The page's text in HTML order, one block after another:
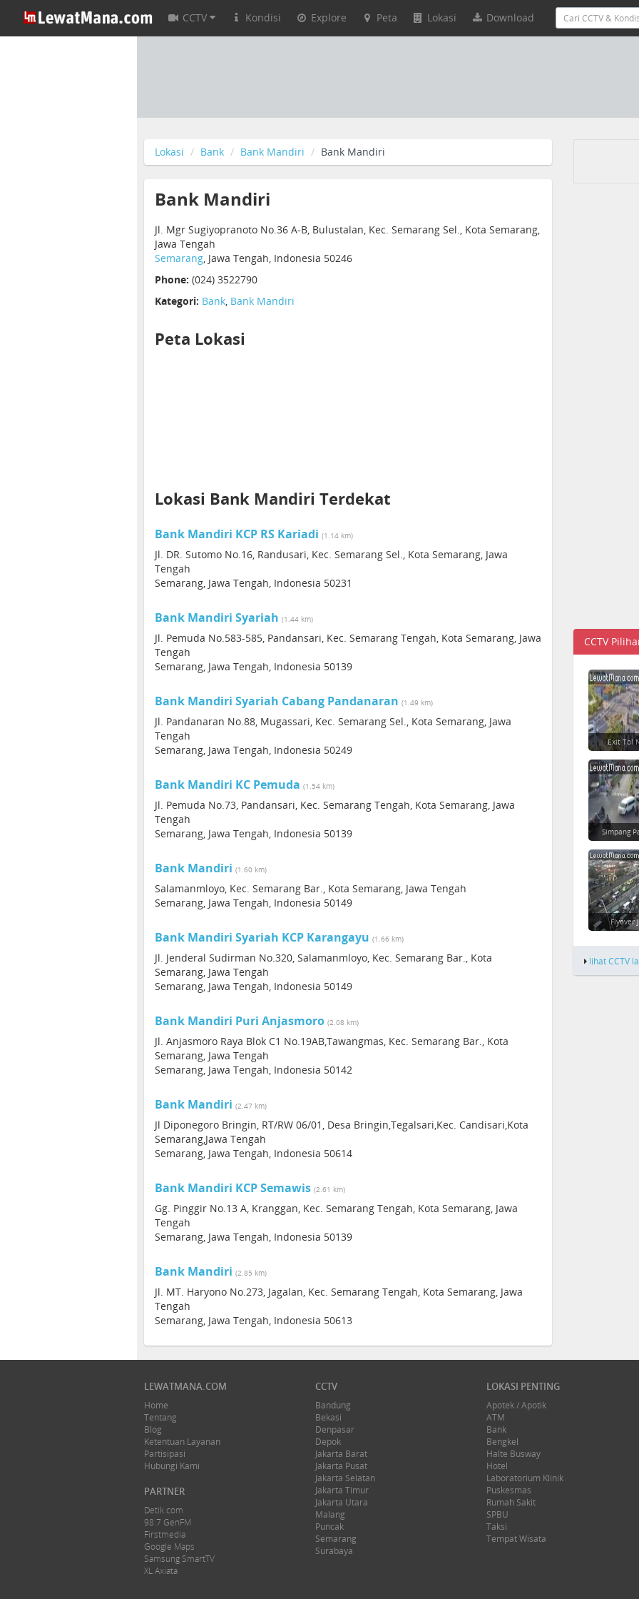
CCTV Kondisi Explore Peta Lokasi Download
Lokasi Bank Bank Mandiri Bank Mandiri
Bank Mandiri
Jl. Mgr Sugiyopranoto No.36 A-B, Bulustalan, Kec. Semarang Sel., Kota Semarang,
Jawa Tengah
Semarang, Jawa Tengah, Indonesia 50246
Phone: (024) 3522790
Kategori: Bank, Bank Mandiri
Peta Lokasi
Lokasi Bank Mandiri Terdekat
Bank Mandiri KCP RS Kariadi (1.14 km)
Jl. DR. Sutomo No.16, Randusari, Kec. Semarang Sel., Kota Semarang, Jawa
Tengah
Semarang, Jawa Tengah, Indonesia 50231
Bank Mandiri Syariah (1.44 km)
Jl. Pemuda No.583-585, Pandansari, Kec. Semarang Tengah, Kota Semarang, Jawa
Tengah
Semarang, Jawa Tengah, Indonesia 50139
Bank Mandiri Syariah Cabang Pandanaran (1.49 km)
Jl. Pandanaran No.88, Mugassari, Kec. Semarang Sel., Kota Semarang, Jawa
Tengah
Semarang, Jawa Tengah, Indonesia 50249
Bank Mandiri KC Pemuda (1.54 km)
Jl. Pemuda No.73, Pandansari, Kec. Semarang Tengah, Kota Semarang, Jawa
Tengah
Semarang, Jawa Tengah, Indonesia 50139
Bank Mandiri (1.60 km)
Salamanmloyo, Kec. Semarang Bar., Kota Semarang, Jawa Tengah
Semarang, Jawa Tengah, Indonesia 50149
Bank Mandiri Syariah KCP Karangayu (1.66 km)
Jl. Jenderal Sudirman No.320, Salamanmloyo, Kec. Semarang Bar., Kota
Semarang, Jawa Tengah
Semarang, Jawa Tengah, Indonesia 50149
Bank Mandiri Puri Anjasmoro (2.08 km)
Jl. Anjasmoro Raya Blok C1 No.19AB,Tawangmas, Kec. Semarang Bar., Kota
Semarang, Jawa Tengah
Semarang, Jawa Tengah, Indonesia 50142
Bank Mandiri (2.47 km)
Jl Diponegoro Bringin, RT/RW 06/01, Desa Bringin,Tegalsari,Kec. Candisari,Kota
Semarang,Jawa Tengah
Semarang, Jawa Tengah, Indonesia 50614
Bank Mandiri KCP Semawis (2.61 km)
Gg. Pinggir No.13 A, Kranggan, Kec. Semarang Tengah, Kota Semarang, Jawa
Tengah
Semarang, Jawa Tengah, Indonesia 50139
Bank Mandiri (2.85 km)
Jl. MT. Haryono No.273, Jagalan, Kec. Semarang Tengah, Kota Semarang, Jawa
Tengah
Semarang, Jawa Tengah, Indonesia 50613
CCTV
Exit Tol
Simpang
Flyover
lihat CCTV
LEWATMANA.COM
Home
Tentang
Blog
Ketentuan Layanan
Partisipasi
Hubungi Kami
PARTNER
Detik.com
98.7 GenFM
Firstmedia
Google Maps
Samsung SmartTV
XL Axiata
CCTV
Bandung
Bekasi
Denpasar
Depok
Jakarta Barat
Jakarta Pusat
Jakarta Selatan
Jakarta Timur
Jakarta Utara
Malang
Puncak
Semarang
Surabaya
LOKASI PENTING
Apotek / Apotik
ATM
Bank
Bengkel
Halte Busway
Hotel
Laboratorium Klinik
Puskesmas
Rumah Sakit
SPBU
Taksi
Tempat Wisata